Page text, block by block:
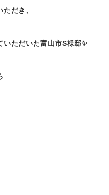
だき、
いただいた富山市S様邸✨